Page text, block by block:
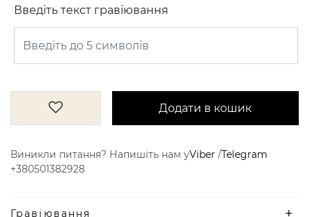
Введіть текст гравіювання
Додати в кошик
Виникли питання? Напишіть нам уViber /Telegram
+380501382928
Гравіювання